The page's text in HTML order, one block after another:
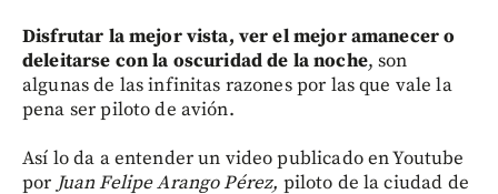
Disfrutar la mejor vista, ver el mejor amanecer o
deleitarse con la oscuridad de la noche, son
algunas de las infinitas razones por las que vale la
pena ser piloto de avión.
Así lo da a entender un video publicado en Youtube
por Juan Felipe Arango Pérez, piloto de la ciudad de